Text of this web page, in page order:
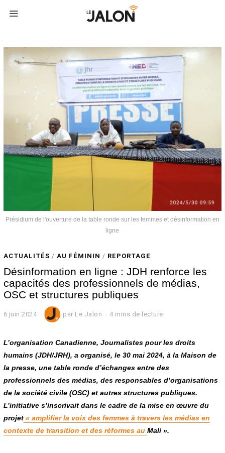
Présidium de l'ouverture de la table ronde sur les femmes et désinformation en
ligne
ACTUALITÉS / AU FÉMININ / REPORTAGE
Désinformation en ligne : JDH renforce les
capacités des professionnels de médias,
OSC et structures publiques
6 juin 2024
i
n
2
0
2
par Le Jalon 4 mins de lecture
L’organisation Canadienne, Journalistes pour les droits
humains (JDH/JRH), a organisé, le 30 mai 2024, à la Maison de
la presse, une table ronde d’échanges entre des
professionnels des médias, des responsables d’organisations
de la société civile (OSC) et autres structures publiques.
L’initiative s’inscrivait dans le cadre de la mise en œuvre du
projet« amplifier la voix des femmes à travers les médias en
contexte de transition et des réformes au Mali ».